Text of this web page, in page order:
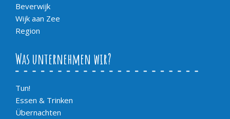
Beverwijk
Wijk aan Zee
Region
Was unternehmen wir?
Tun!
Essen & Trinken
Übernachten